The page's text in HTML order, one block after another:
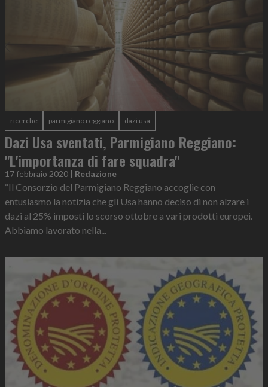
ricerche parmigiano reggiano dazi usa
Dazi Usa sventati, Parmigiano Reggiano:
"L'importanza di fare squadra"
17 febbraio 2020 | Redazione
“Il Consorzio del Parmigiano Reggiano accoglie con
entusiasmo la notizia che gli Usa hanno deciso di non alzare i
dazi al 25% imposti lo scorso ottobre a vari prodotti europei.
Abbiamo lavorato nella...